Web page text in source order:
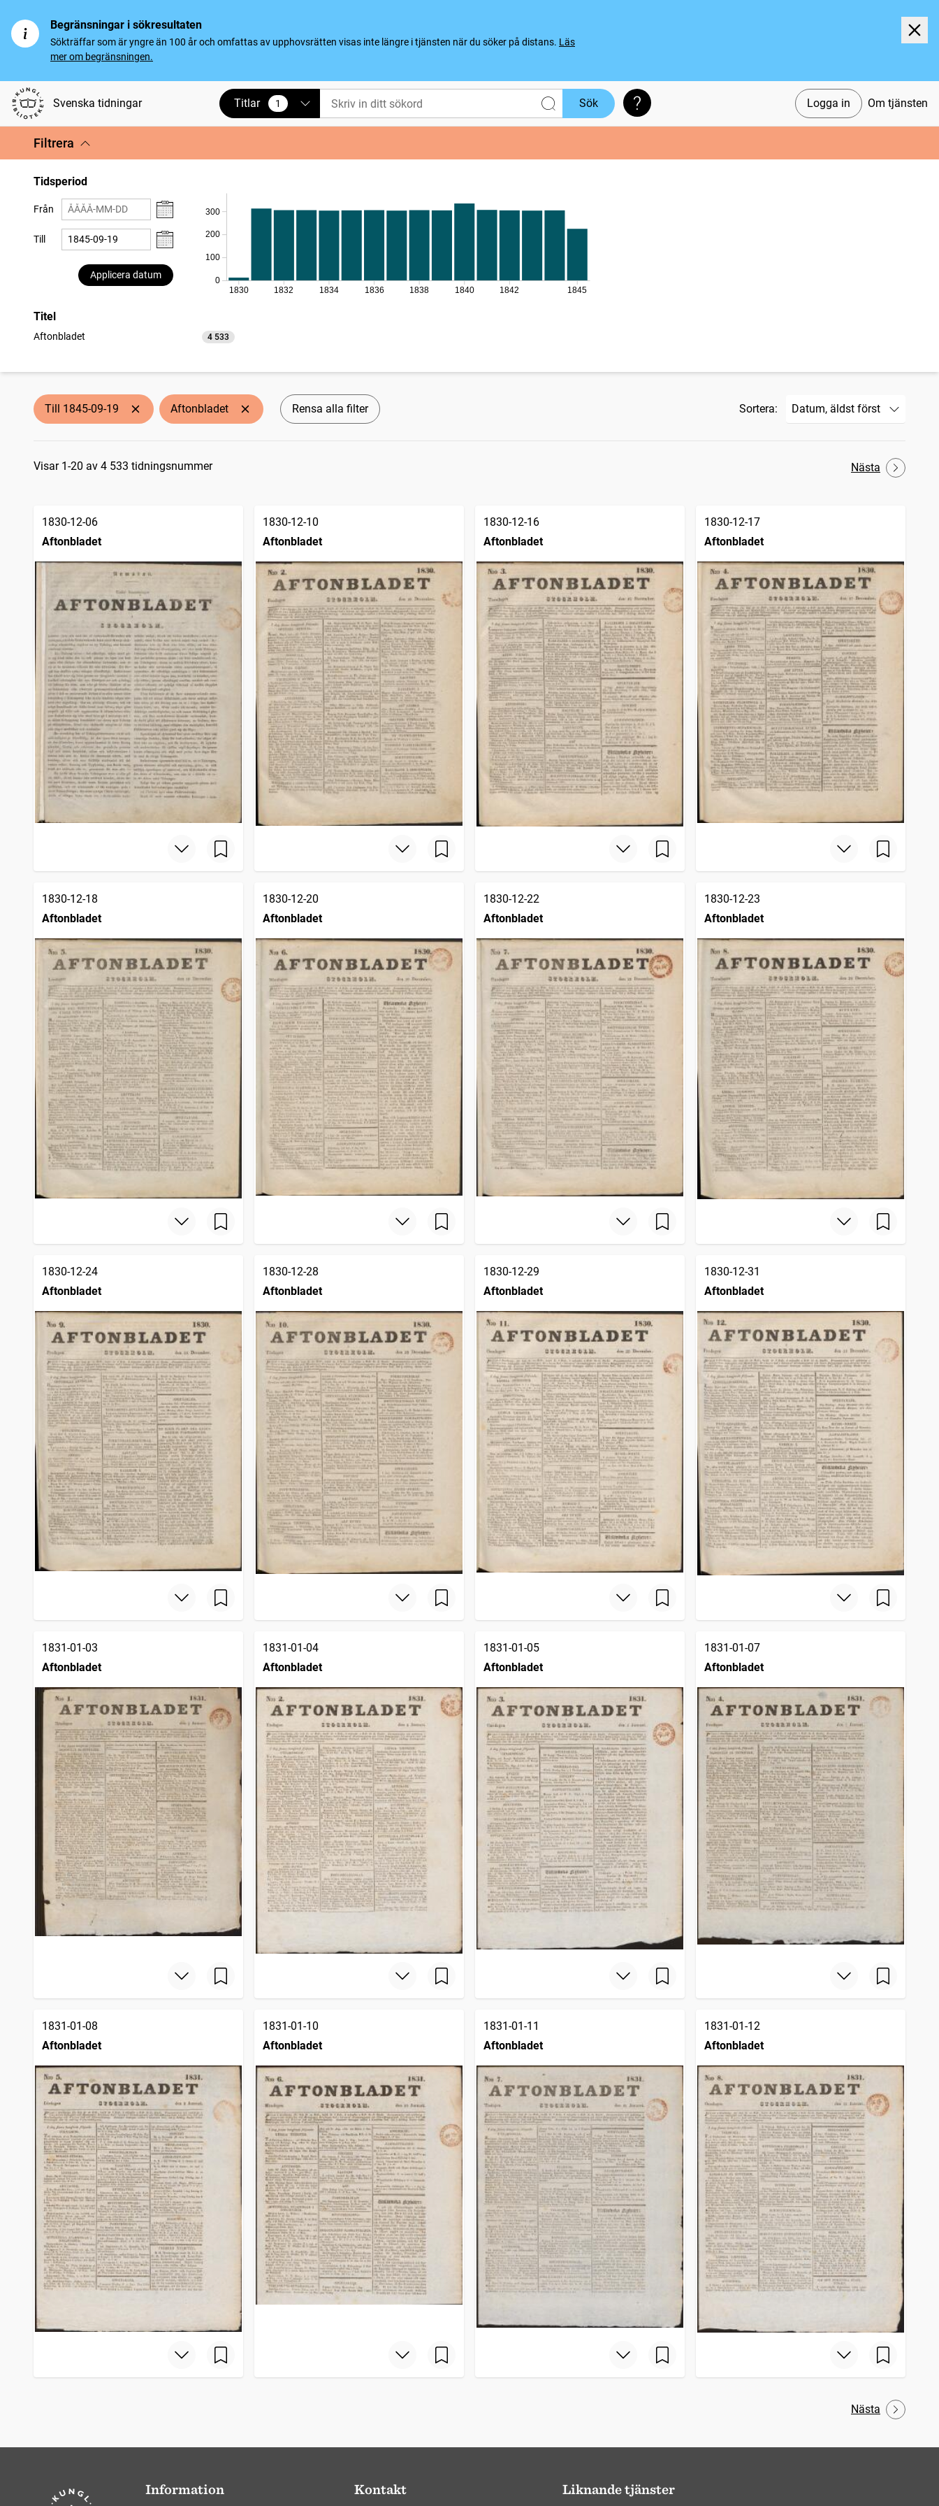
Begränsningar i sökresultaten
Sökträffar som är yngre än 100 år och omfattas av upphovsrätten visas inte längre i tjänsten när du söker på distans. Läs
mer om begränsningen.
Svenska tidningar Logga in Om tjänsten
Titlar 1
vald Sök Söktips
Filtrera
Tidsperiod
Från
Till
Applicera datum
0
100
200
300
1830 1832 1834 1836 1838 1840 1842 1845
Titel
Aftonbladet 4 533
träffar
Till 1845-09-19 Aftonbladet Rensa alla filter Sortera:
Sökresultat
Visar 1-20 av 4 533 tidningsnummer Nästa
1830-12-06
Aftonbladet
1830-12-10
Aftonbladet
1830-12-16
Aftonbladet
1830-12-17
Aftonbladet
1830-12-18
Aftonbladet
1830-12-20
Aftonbladet
1830-12-22
Aftonbladet
1830-12-23
Aftonbladet
1830-12-24
Aftonbladet
1830-12-28
Aftonbladet
1830-12-29
Aftonbladet
1830-12-31
Aftonbladet
1831-01-03
Aftonbladet
1831-01-04
Aftonbladet
1831-01-05
Aftonbladet
1831-01-07
Aftonbladet
1831-01-08
Aftonbladet
1831-01-10
Aftonbladet
1831-01-11
Aftonbladet
1831-01-12
Aftonbladet
Nästa
Information Kontakt Liknande tjänster